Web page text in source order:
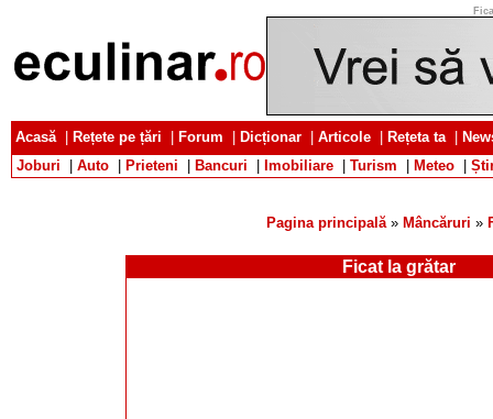
Acasă| Rețete pe țări Forum Dicționar Articole Rețeta ta|
Joburi
Auto Prieteni Bancuri Imobiliare Turism Meteo
Pagina principală» Mâncăruri »
Ficat la grătar